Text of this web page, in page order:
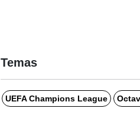
Temas
UEFA Champions League